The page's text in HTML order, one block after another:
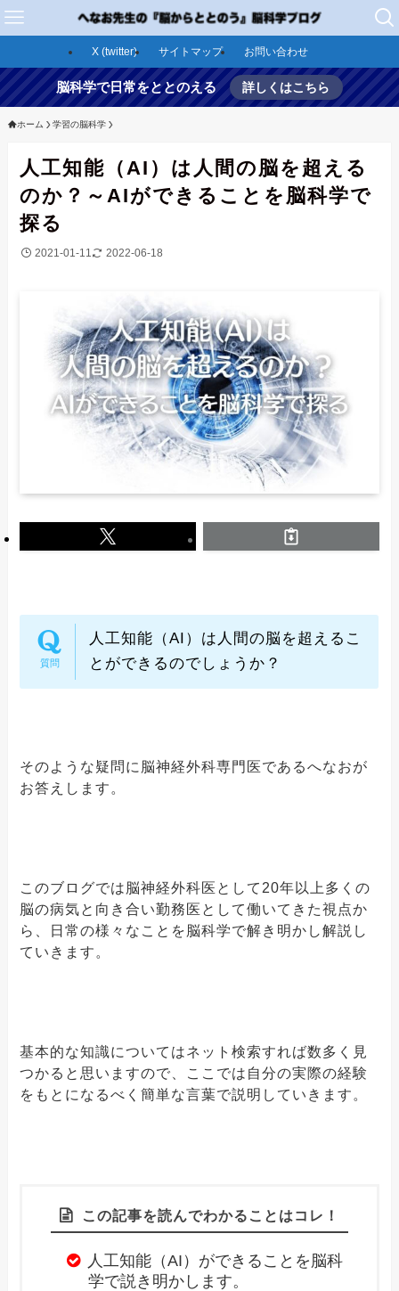
X (twitter) サイトマップ お問い合わせ
脳科学で日常をととのえる 詳しくはこちら
ホーム 学習の脳科学
人工知能（AI）は人間の脳を超える
のか？～AIができることを脳科学で
探る
2021-01-11 2022-06-18
人工知能（AI）は人間の脳を超えるこ
とができるのでしょうか？
そのような疑問に脳神経外科専門医であるへなおが
お答えします。
このブログでは脳神経外科医として20年以上多くの
脳の病気と向き合い勤務医として働いてきた視点か
ら、日常の様々なことを脳科学で解き明かし解説し
ていきます。
基本的な知識についてはネット検索すれば数多く見
つかると思いますので、ここでは自分の実際の経験
をもとになるべく簡単な言葉で説明していきます。
この記事を読んでわかることはコレ！
人工知能（AI）ができることを脳科
学で説き明かします。